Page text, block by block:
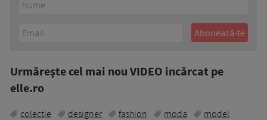
Urmăreşte cel mai nou VIDEO incărcat pe
elle.ro
colectie designer fashion moda
model